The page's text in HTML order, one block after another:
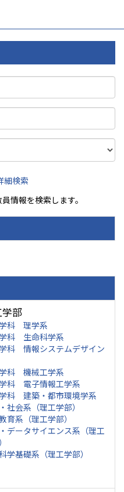
細検索
情報を検索します。
部
科 理学系
科 生命科学系
科 情報システムデザイン
科 機械工学系
科 電子情報工学系
科 建築・都市環境学系
社会系（理工学部）
育系（理工学部）
データサイエンス系（理工
学基礎系（理工学部）